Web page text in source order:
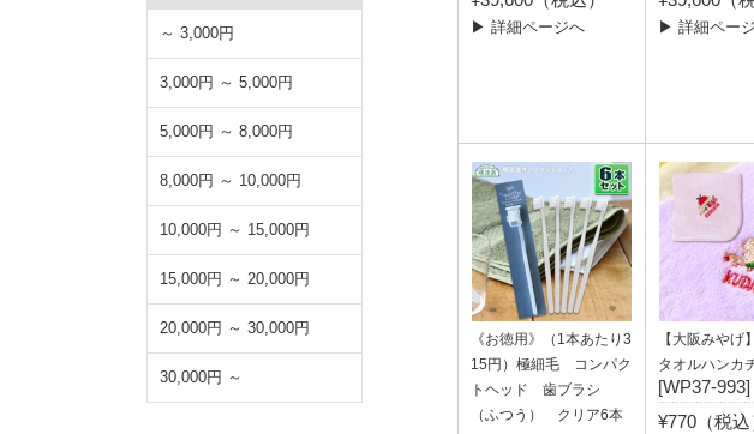
～ 3,000円
3,000円 ～ 5,000円
5,000円 ～ 8,000円
8,000円 ～ 10,000円
10,000円 ～ 15,000円
15,000円 ～ 20,000円
20,000円 ～ 30,000円
30,000円 ～
▶ 詳細ページへ ▶ 詳細ペー
《お徳用》（1本あたり3
15円）極細毛 コンパク
トヘッド 歯ブラシ
（ふつう） クリア6本
【大阪みやげ
タオルハンカ
[WP37-993]
¥770（税込